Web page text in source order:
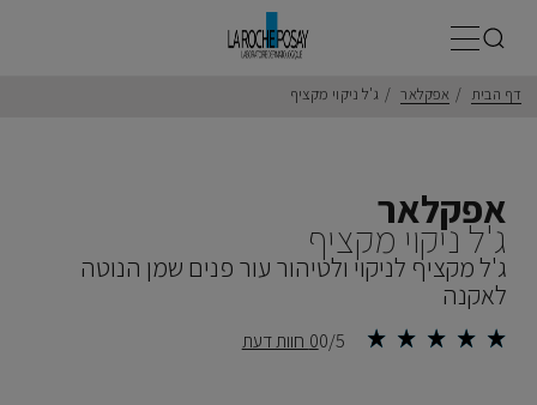
תפריט ראשי
דף הבית אפקלאר ג'ל ניקוי מקציף
אפקלאר
ג'ל ניקוי מקציף
ג'ל מקציף לניקוי ולטיהור עור פנים שמן הנוטה
לאקנה
0/50 חוות דעת